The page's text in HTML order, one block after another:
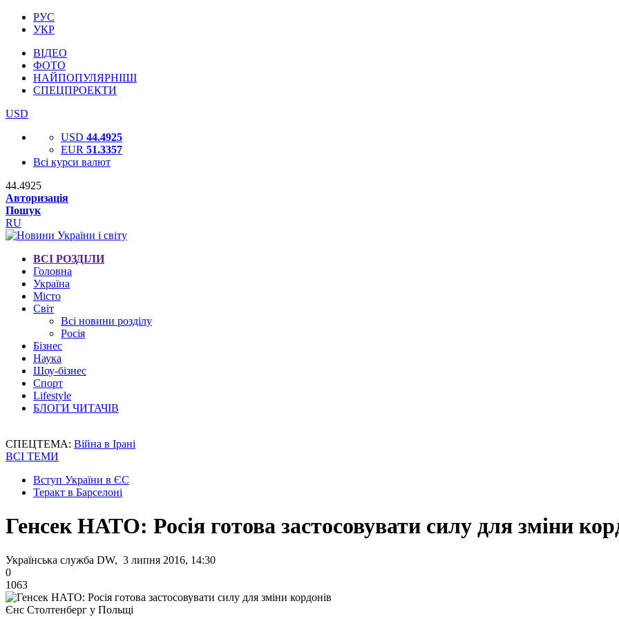
РУС
УКР
ВІДЕО
ФОТО
НАЙПОПУЛЯРНІШІ
СПЕЦПРОЕКТИ
USD
USD 44.4925
EUR 51.3357
Всі курси валют
44.4925
Авторизація
Пошук
RU
ВСІ РОЗДІЛИ
Головна
Україна
Місто
Світ
Всі новини розділу
Росія
Бізнес
Наука
Шоу-бізнес
Спорт
Lifestyle
БЛОГИ ЧИТАЧІВ
СПЕЦТЕМА: Війна в Ірані
ВСІ ТЕМИ
Вступ України в ЄС
Теракт в Барселоні
Генсек НАТО: Росія готова застосовувати силу для зміни
Українська служба DW, 3 липня 2016, 14:30
0
1063
Єнс Столтенберг у Польщі